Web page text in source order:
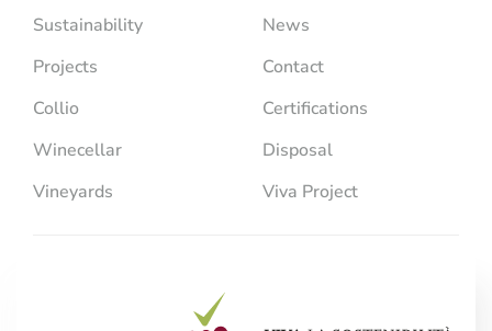
Sustainability
Projects
Collio
Winecellar
Vineyards
News
Contact
Certifications
Disposal
Viva Project